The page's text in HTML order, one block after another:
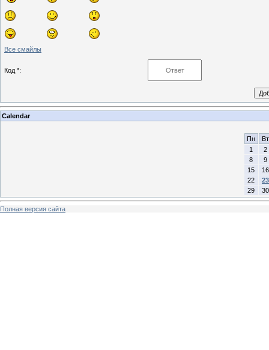
Все смайлы
Код *:
Calendar
Пн
Вт
1
2
8
9
15
16
22
23
29
30
Полная версия сайта